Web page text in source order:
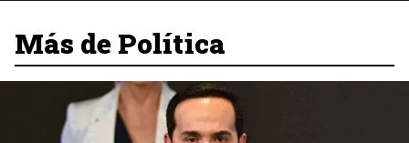
Más de Política